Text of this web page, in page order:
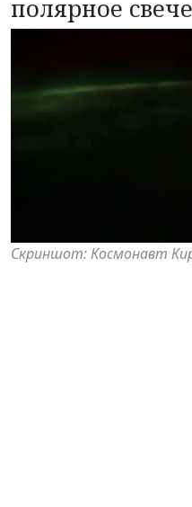
полярное
Скриншот: Космонавт